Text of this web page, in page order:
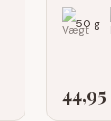
50 g
44,95